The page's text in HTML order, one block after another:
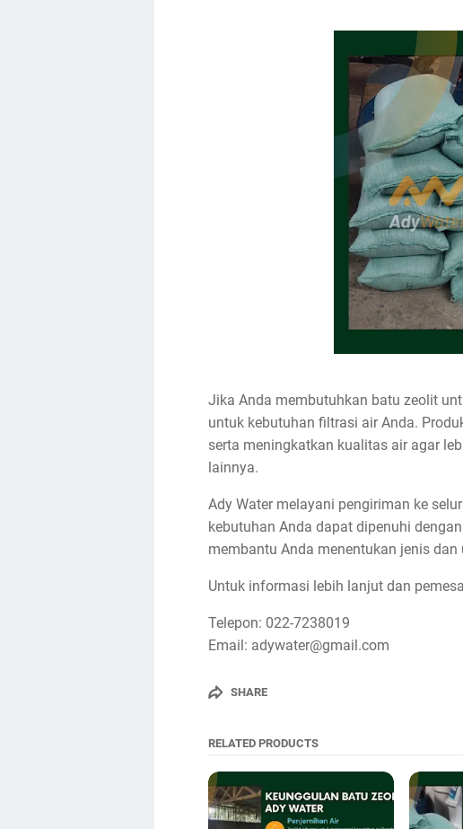
Jika Anda membutuhkan batu zeolit
untuk kebutuhan filtrasi air Anda.
serta meningkatkan kualitas air agar
lainnya.
Ady Water melayani pengiriman ke
kebutuhan Anda dapat dipenuhi
membantu Anda menentukan jenis
Untuk informasi lebih lanjut dan
Telepon: 022-7238019
Email: adywater@gmail.com
SHARE
RELATED PRODUCTS